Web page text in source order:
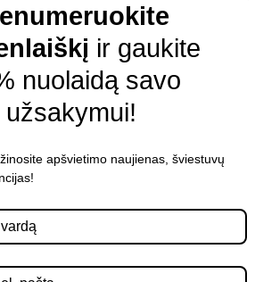
IP65
IK10
15 – 20 d. d.
ir gaukite
nuolaidą savo
užsakymui!
apšvietimo naujienas, šviestuvų